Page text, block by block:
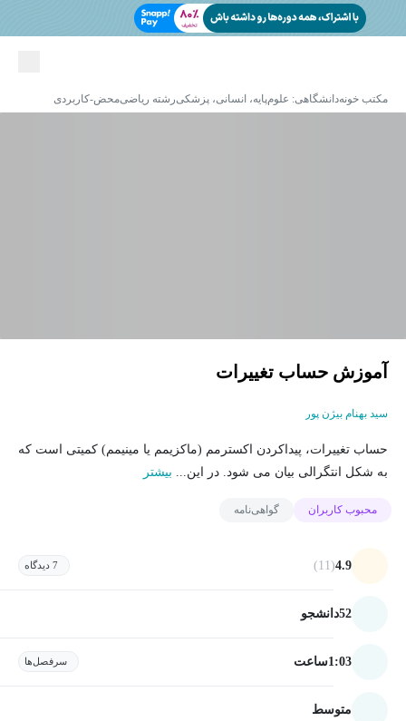
مکتب خونهدانشگاهی: علوم‌پایه، انسانی، پزشکیرشته ریاضیمحض-کاربردی
آموزش حساب تغییرات
سید بهنام بیژن پور
حساب تغییرات، پیداکردن اکسترمم (ماکزیمم یا مینیمم) کمیتی است که
به شکل انتگرالی بیان می شود. در این... بیشتر
محبوب کاربران گواهی‌نامه
4.9
(11) 7 دیدگاه
52دانشجو
1:03ساعت سرفصل‌ها
متوسط